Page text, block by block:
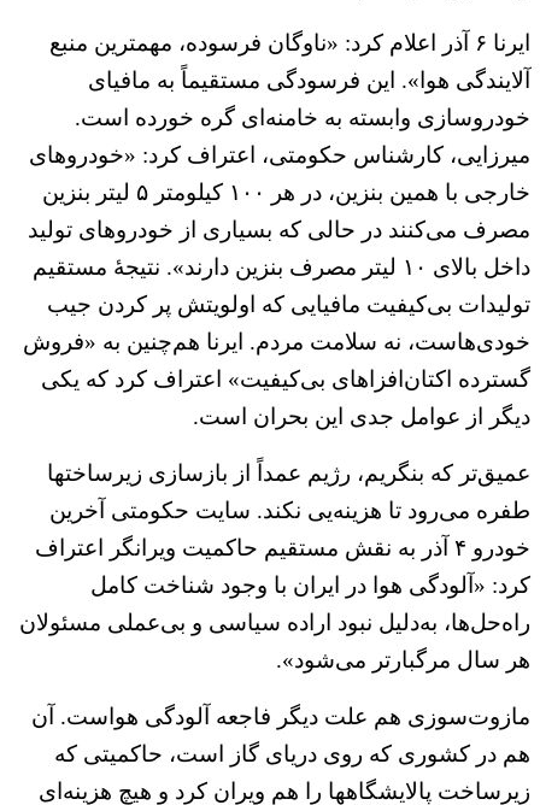
ایرنا ۶ آذر اعلام کرد: «ناوگان فرسوده، مهمترین منبع
آلایندگی هوا». این فرسودگی مستقیماً به مافیای
خودروسازی وابسته به خامنه‌ای گره خورده است.
میرزایی، کارشناس حکومتی، اعتراف کرد: «خودروهای
خارجی با همین بنزین، در هر ۱۰۰ کیلومتر ۵ لیتر بنزین
مصرف می‌کنند در حالی که بسیاری از خودروهای تولید
داخل بالای ۱۰ لیتر مصرف بنزین دارند». نتیجهٔ مستقیم
تولیدات بی‌کیفیت مافیایی که اولویتش پر کردن جیب
خودی‌هاست، نه سلامت مردم. ایرنا هم‌چنین به «فروش
گسترده اکتان‌افزاهای بی‌کیفیت» اعتراف کرد که یکی
دیگر از عوامل جدی این بحران است.
عمیق‌تر که بنگریم، رژیم عمداً از بازسازی زیرساختها
طفره می‌رود تا هزینه‌یی نکند. سایت حکومتی آخرین
خودرو ۴ آذر به نقش مستقیم حاکمیت ویرانگر اعتراف
کرد: «آلودگی هوا در ایران با وجود شناخت کامل
راه‌حل‌ها، به‌دلیل نبود اراده سیاسی و بی‌عملی مسئولان
هر سال مرگبارتر می‌شود».
مازوت‌سوزی هم علت دیگر فاجعه آلودگی هواست. آن
هم در کشوری که روی دریای گاز است، حاکمیتی که
زیرساخت پالایشگاهها را هم ویران کرد و هیچ هزینه‌ای